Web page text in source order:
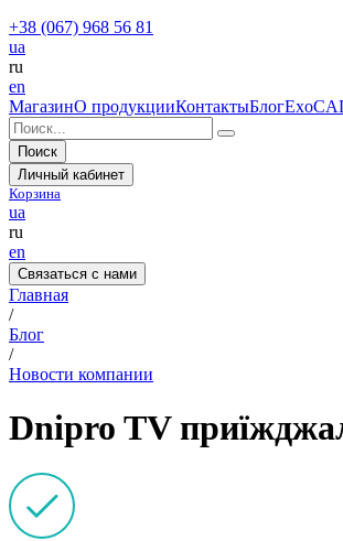
+38 (067) 968 56 81
ua
ru
en
МагазинО продукцииКонтактыБлог
Поиск
Личный кабинет
Корзина
ua
ru
en
Связаться с нами
Главная
/
Блог
/
Новости компании
Dnipro TV